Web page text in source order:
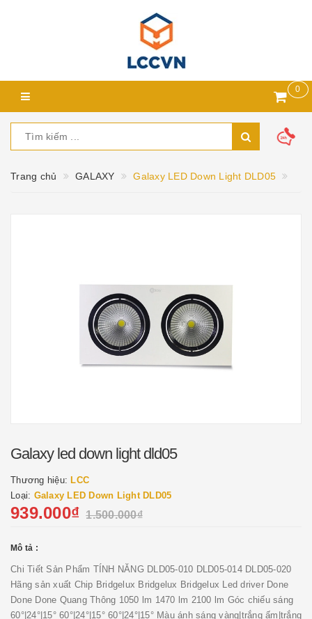
0
Trang chủ GALAXY Galaxy LED Down Light DLD05
Galaxy led down light dld05
Thương hiệu: LCC
Loại: Galaxy LED Down Light DLD05
939.000₫ 1.500.000₫
Mô tả :
Chi Tiết Sản Phẩm TÍNH NĂNG DLD05-010 DLD05-014 DLD05-020
Hãng sản xuất Chip Bridgelux Bridgelux Bridgelux Led driver Done
Done Done Quang Thông 1050 lm 1470 lm 2100 lm Góc chiếu sáng
60°|24°|15° 60°|24°|15° 60°|24°|15° Màu ánh sáng vàng|trắng ấm|trắng